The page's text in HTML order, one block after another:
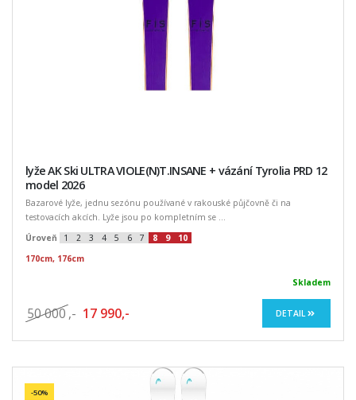
lyže AK Ski ULTRA VIOLE(N)T.INSANE + vázání Tyrolia PRD 12
model 2026
Bazarové lyže, jednu sezónu používané v rakouské půjčovně či na
testovacích akcích. Lyže jsou po kompletním se ...
Úroveň
1 2 3 4 5 6 7 8 9
10
170cm, 176cm
Skladem
50 000 ,- 17 990,- DETAIL
-50%